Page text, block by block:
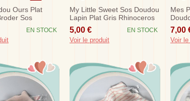
Ours Plat
Sos
EN STOCK
My Little Sweet Sos Doudou
Lapin Plat Gris Rhinoceros
5,00 € EN STOCK
Voir le produit
Mes
Blanc
7,00
Voir